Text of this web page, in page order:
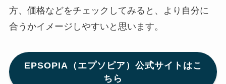
方、価格などをチェックしてみると、より自分に
合うかイメージしやすいと思います。
EPSOPIA（エプソピア）公式サイトはこ
ちら